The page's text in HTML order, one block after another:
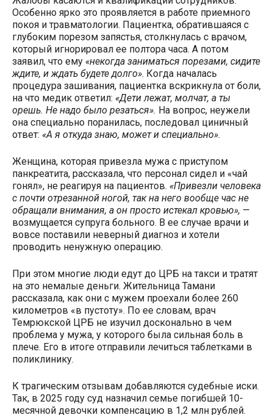
Особенно ярко это проявляется в работе приемного
покоя и травматологии. Пациентка, обратившаяся с
глубоким порезом запястья, столкнулась с врачом,
который игнорировал ее полтора часа. А потом
заявил, что ему «некогда заниматься порезами, сидите
ждите, и ждать будете долго». Когда началась
процедура зашивания, пациентка вскрикнула от боли,
на что медик ответил: «Дети лежат, молчат, а ты
орешь. Не надо было резаться». На вопрос, неужели
она специально поранилась, последовал циничный
ответ: «А я откуда знаю, может и специально».
Женщина, которая привезла мужа с приступом
панкреатита, рассказала, что персонал сидел и «чай
гонял», не реагируя на пациентов. «Привезли человека
с почти отрезанной ногой, так на него вообще час не
обращали внимания, а он просто истекал кровью», —
возмущается супруга больного. В ее случае врачи и
вовсе поставили неверный диагноз и хотели
проводить ненужную операцию.
При этом многие люди едут до ЦРБ на такси и тратят
на это немалые деньги. Жительница Тамани
рассказала, как они с мужем проехали более 260
километров «в пустоту». По ее словам, врач
Темрюкской ЦРБ не изучил досконально в чем
проблема у мужа, у которого была сильная боль в
плече. Его в итоге отправили лечиться таблетками в
поликлинику.
К трагическим отзывам добавляются судебные иски.
Так, в 2025 году суд назначил семье погибшей 10-
месячной девочки компенсацию в 1,2 млн рублей.